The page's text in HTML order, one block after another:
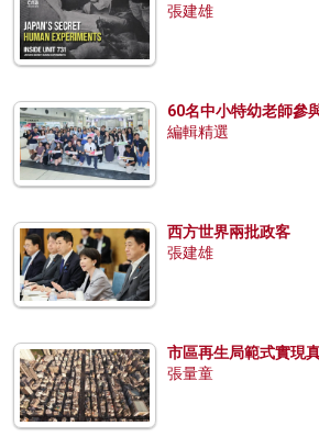
張建雄
60名中小特幼老師參
編輯精選
西方世界兩批政客
張建雄
市區再生局範式實現
張量童